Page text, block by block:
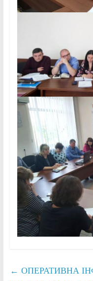
← ОПЕРАТИВНА